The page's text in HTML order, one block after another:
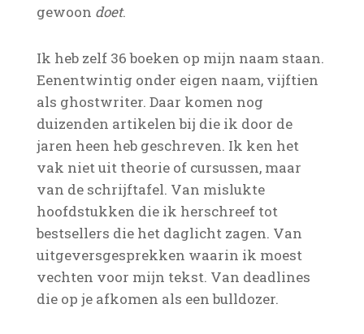
gewoon doet.
Ik heb zelf 36 boeken op mijn naam staan.
Eenentwintig onder eigen naam, vijftien
als ghostwriter. Daar komen nog
duizenden artikelen bij die ik door de
jaren heen heb geschreven. Ik ken het
vak niet uit theorie of cursussen, maar
van de schrijftafel. Van mislukte
hoofdstukken die ik herschreef tot
bestsellers die het daglicht zagen. Van
uitgeversgesprekken waarin ik moest
vechten voor mijn tekst. Van deadlines
die op je afkomen als een bulldozer.